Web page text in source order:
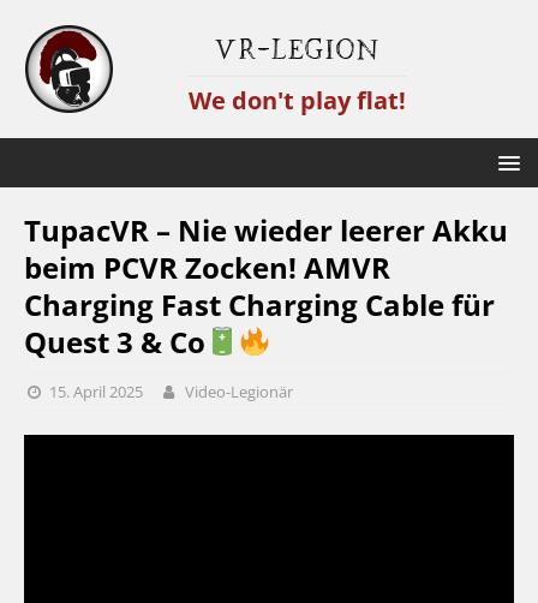
VR-Legion
We don't play flat!
TupacVR – Nie wieder leerer Akku
beim PCVR Zocken! AMVR
Charging Fast Charging Cable für
Quest 3 & Co
15. April 2025 Video-Legionär